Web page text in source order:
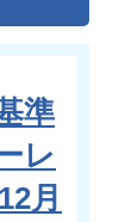
準
レ
月